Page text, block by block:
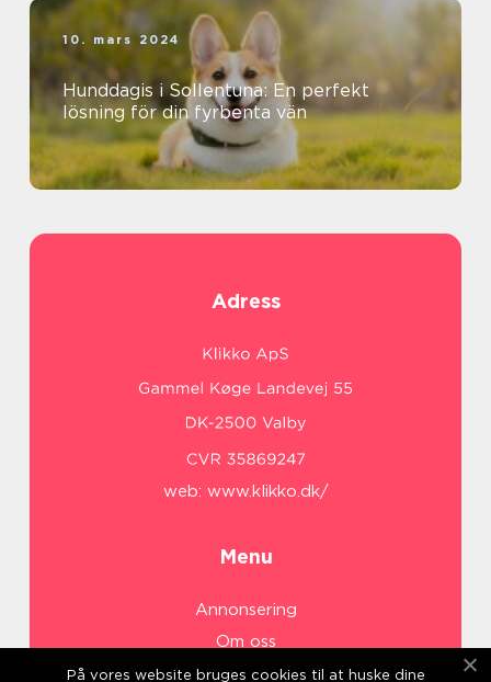
10. mars 2024
Hunddagis i Sollentuna: En perfekt
lösning för din fyrbenta vän
Adress
web: www.klikko.dk/
Menu
Annonsering
Om oss
Cookies
På vores website bruges cookies til at huske dine